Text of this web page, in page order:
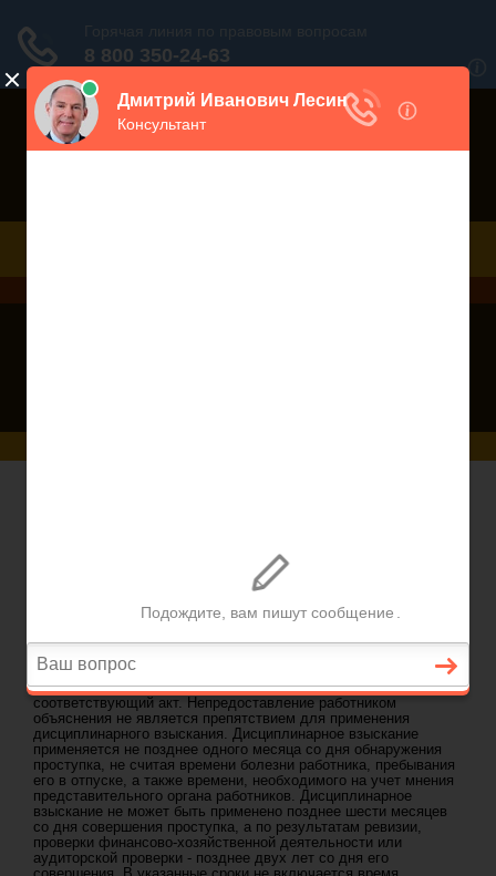
ст 193 ТК РФ. Порядок применения
дисциплинарных взысканий
До применения дисциплинарного взыскания работодатель
должен затребовать от работника письменное объяснение.
Если по истечении двух рабочих дней указанное объяснение
работником не предоставлено, то составляется
соответствующий акт. Непредоставление работником
объяснения не является препятствием для применения
дисциплинарного взыскания. Дисциплинарное взыскание
применяется не позднее одного месяца со дня обнаружения
проступка, не считая времени болезни работника, пребывания
его в отпуске, а также времени, необходимого на учет мнения
представительного органа работников. Дисциплинарное
взыскание не может быть применено позднее шести месяцев
со дня совершения проступка, а по результатам ревизии,
проверки финансово-хозяйственной деятельности или
аудиторской проверки - позднее двух лет со дня его